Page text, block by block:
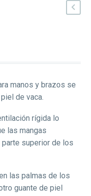
manos y brazos se
de vaca.
rígida lo
las mangas
superior de los
las palmas de los
guante de piel